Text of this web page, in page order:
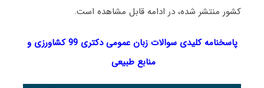
کشور منتشر شده، در ادامه قابل مشاهده است.
پاسخنامه کلیدی سوالات زبان عمومی دکتری 99 کشاورزی و
منابع طبیعی